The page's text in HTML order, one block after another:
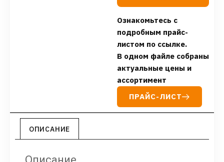
Ознакомьтесь с
подробным прайс-
листом по ссылке.
В одном файле собраны
актуальные цены и
ассортимент
ПРАЙС-ЛИСТ
ОПИСАНИЕ